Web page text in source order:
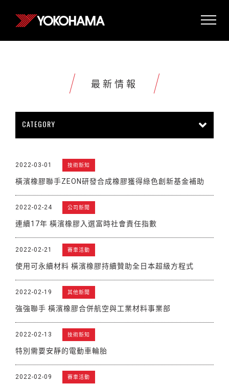
最新情報
CATEGORY
販促活動
2022-03-01 技術新知
橫濱橡膠聯手ZEON研發合成橡膠獲得綠色創新基金補助
2022-02-24 公司新聞
連續17年 橫濱橡膠入選富時社會責任指數
2022-02-21 賽車活動
使用可永續材料 橫濱橡膠持續贊助全日本超級方程式
2022-02-19 其他新聞
強強聯手 橫濱橡膠合併航空與工業材料事業部
2022-02-13 技術新知
特別需要安靜的電動車輪胎
2022-02-09 賽車活動